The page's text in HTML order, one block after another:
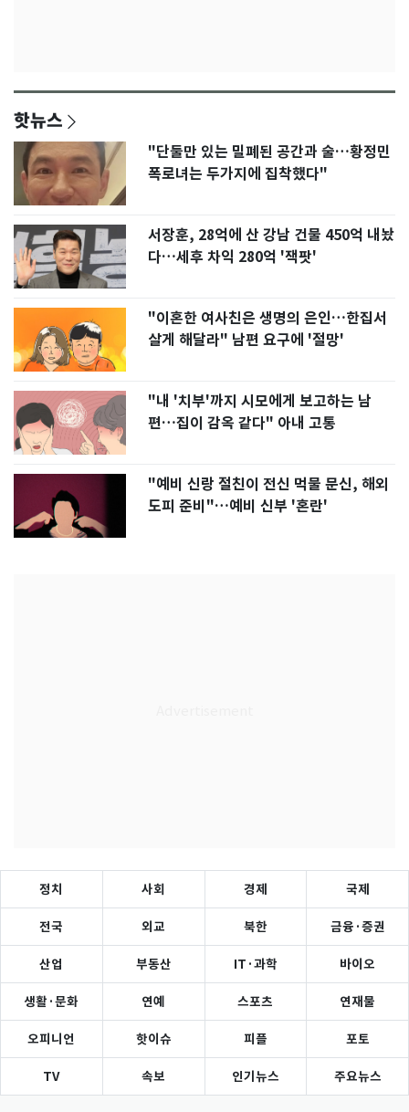
핫뉴스
"단둘만 있는 밀폐된 공간과 술…황정민
폭로녀는 두가지에 집착했다"
서장훈, 28억에 산 강남 건물 450억 내놨
다…세후 차익 280억 '잭팟'
"이혼한 여사친은 생명의 은인…한집서
살게 해달라" 남편 요구에 '절망'
"내 '치부'까지 시모에게 보고하는 남
편…집이 감옥 같다" 아내 고통
"예비 신랑 절친이 전신 먹물 문신, 해외
도피 준비"…예비 신부 '혼란'
정치 사회 경제 국제
전국 외교 북한 금융·증권
산업 부동산 IT·과학 바이오
생활·문화 연예 스포츠 연재물
오피니언 핫이슈 피플 포토
TV 속보 인기뉴스 주요뉴스